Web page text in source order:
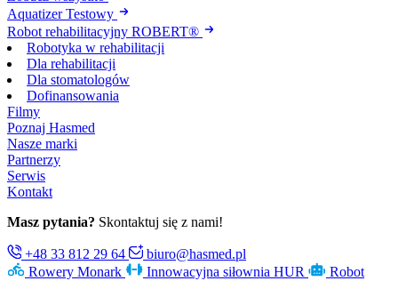
Aquatizer Testowy
Robot rehabilitacyjny ROBERT®
Robotyka w rehabilitacji
Dla rehabilitacji
Dla stomatologów
Dofinansowania
Filmy
Poznaj Hasmed
Nasze marki
Partnerzy
Serwis
Kontakt
Masz pytania? Skontaktuj się z nami!
+48 33 812 29 64
biuro@hasmed.pl
Rowery Monark
Innowacyjna siłownia HUR
Robot